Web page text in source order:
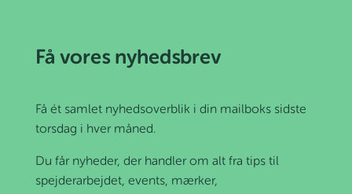
Få vores nyhedsbrev
Få ét samlet nyhedsoverblik i din mailboks sidste
torsdag i hver måned.
Du får nyheder, der handler om alt fra tips til
spejderarbejdet, events, mærker,